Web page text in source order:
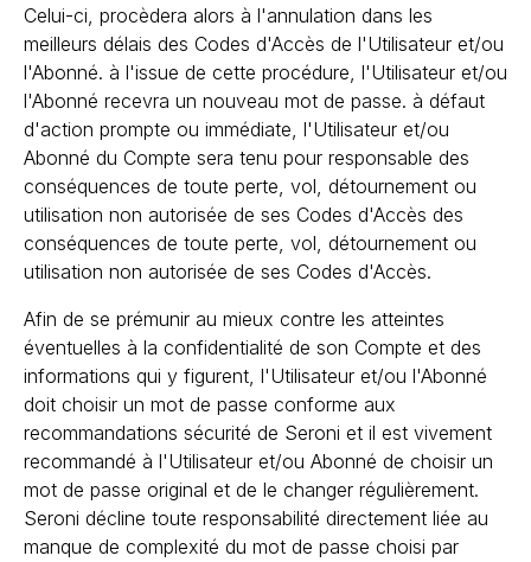
Celui-ci, procèdera alors à l'annulation dans les
meilleurs délais des Codes d'Accès de l'Utilisateur et/ou
l'Abonné. à l'issue de cette procédure, l'Utilisateur et/ou
l'Abonné recevra un nouveau mot de passe. à défaut
d'action prompte ou immédiate, l'Utilisateur et/ou
Abonné du Compte sera tenu pour responsable des
conséquences de toute perte, vol, détournement ou
utilisation non autorisée de ses Codes d'Accès des
conséquences de toute perte, vol, détournement ou
utilisation non autorisée de ses Codes d'Accès.
Afin de se prémunir au mieux contre les atteintes
éventuelles à la confidentialité de son Compte et des
informations qui y figurent, l'Utilisateur et/ou l'Abonné
doit choisir un mot de passe conforme aux
recommandations sécurité de Seroni et il est vivement
recommandé à l'Utilisateur et/ou Abonné de choisir un
mot de passe original et de le changer régulièrement.
Seroni décline toute responsabilité directement liée au
manque de complexité du mot de passe choisi par